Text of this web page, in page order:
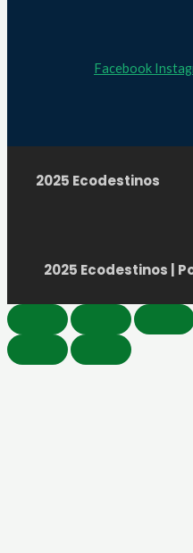
Facebook
2025 Ecodestinos
2025 Ecodestinos |